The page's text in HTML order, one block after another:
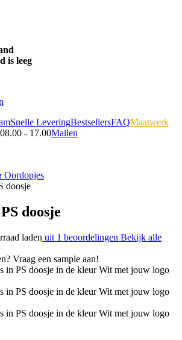
is leeg
Snelle LeveringBestsellersFAQMaatwerk
- 17.00Mailen
Oordopjes
doosje
doosje
laden uit 1 beoordelingen Bekijk alle
Vraag een sample aan!